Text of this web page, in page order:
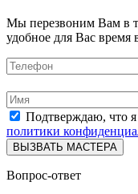
Мы перезвоним Вам в
удобное для Вас время
Подтверждаю, что я
политики
ВЫЗВАТЬ МАСТЕРА
Вопрос-ответ